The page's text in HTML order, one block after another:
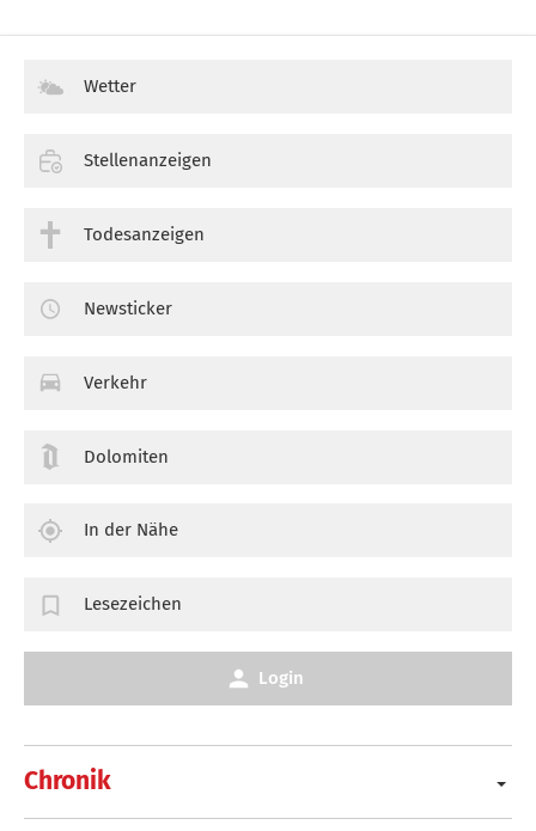
Chronik
Wetter
Stellenanzeigen
Todesanzeigen
Newsticker
Verkehr
Dolomiten
In der Nähe
Lesezeichen
Login